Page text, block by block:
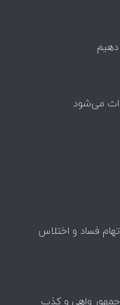
دهیم
می‌شود
فساد و اختلاس
واهی و کذب